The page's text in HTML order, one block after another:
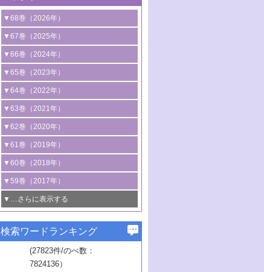
▼68巻（2026年）
1号 過酸化水素合成に関する研究動向
2号 コンピューター技術により加速する
触媒開発
3号 有機分子変換やCO 資源化のための
光触媒に関する最近の研究
B号 第137回触媒討論会（2026年）
▼67巻（2025年）
1号 CO
水素化によるグリーン燃料/グリ
ーンケミカル製造
2号 水素製造のための水分解技術に関す
る最近の研究
3号 オレフィン系樹脂の精密合成に関す
る最新技術
4号 アルコール類の効率的変換を実現す
る非貴金属触媒の研究動向
5号 ゼオライトの合成と応用における研
究動向
6号 ヘテロ接合界面
B号 第135回触媒討論会（2025年）
▼66巻（2024年）
1号 低次元ナノ構造を有する触媒材料
2号 規制反応場を活用した固体触媒研究
の新展開
3号 未踏分子変換を目指した酸化触媒プ
ロセスの最前線
4号 シンクロトロン放射光および中性子
線を利用した触媒解析技術の最先端
5号 単原子触媒
6号 参照触媒委員会からのお知らせ
B号 第133回触媒討論会（2023年）
▼65巻（2023年）
1号 炭素が関わる触媒機能
2号 プラスチックケミカルリサイクルの
ための触媒技術
3号 非酸化物系金属化合物を基盤とした
触媒材料の開発
4号 格子酸素・格子酸素欠陥を利用した
触媒反応
5号 生体触媒によるエネルギー変換反応
6号 窒素とリンの循環のための触媒・機
能性材料
▼64巻（2022年）
1号 合成ガス製造とCOを用いるケミカル
ズ合成の最新動向
2号 化学品合成のための合金触媒開発
3号 CO の排出削減および有効活用のた
めの触媒技術
4号 若手による情報発信企画～とびたて
若き触媒の研究者たち～（1）
若き触媒の研究者たち～（2）
6号 石油のノーブル・ユースを志向した
触媒技術
▼63巻（2021年）
1号 金触媒の新展開
2号 ペロブスカイト
3号 特殊反応場を利用した触媒的分子変
換反応
4号 多孔質材料を用いた触媒の新展開
5号 情報学的手法を用いた触媒開発
6号 カーボンニュートラルに向けた電解
技術
B号 第127回触媒討論会（2021年・オン
ライン開催(Zoom)のみ）
▼62巻（2020年）
1号 触媒設計を拓く欠陥構造のキャラク
タリゼーション
2号 機能化学品製造に資するクリーンな
触媒的酸化反応
3号 水処理のための触媒化学
4号 光触媒を用いた水分解の最新の研究
動向
5号 次世代の触媒プロセスを支えるマイ
▼61巻（2019年）
1号 物質移動制御に着目した触媒プロセ
ス開発
2号 CO2 フリー水素サプライチェーンに
関わる触媒開発動向
3号 精密高分子合成に関する最近の研究
動向
4号 バイオマス化成品製造のための触媒
▼60巻（2018年）
1号 固体酸触媒の最新の研究動向
2号 二酸化炭素からの有用化学品合成
3号 ナノ粒子・クラスター触媒の最前線
4号 60周年記念企画
5号 進化するゼオライト合成技術
6号 非貴金属系触媒における電気化学的
▼59巻（2017年）
1号 いたるところに，触媒
最先端技術
3号 無機分離膜材料の開発と触媒反応プ
ロセスへの適用
▼…さらに表示する
1号 ユニークな構造の高分子を生み出す触
2号 リグニンからの化成品製造に向けた触
▼57巻（2015年）
1号 水素キャリアにかかわる触媒技術の新
▼56巻（2014年）
検索ワードランキング
(27823件/のべ数：
7824136）